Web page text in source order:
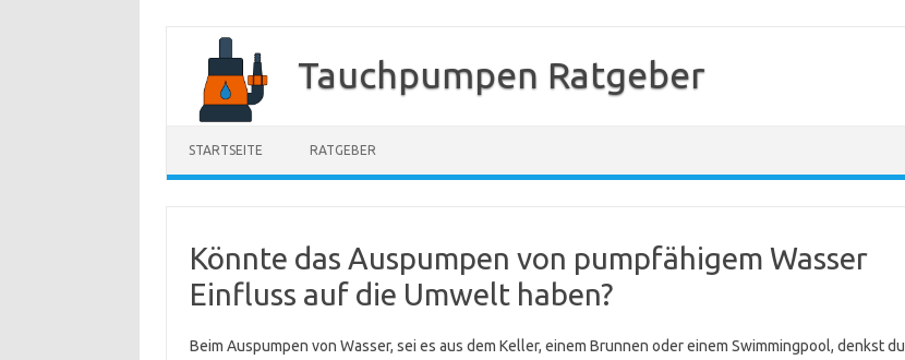
springen
Tauchpumpen Ratgeber
STARTSEITE RATGEBER
Könnte das Auspumpen von pumpfähigem Wasser
Einfluss auf die Umwelt haben?
Beim Auspumpen von Wasser, sei es aus dem Keller, einem Brunnen oder einem Swimmingpool, denkst du